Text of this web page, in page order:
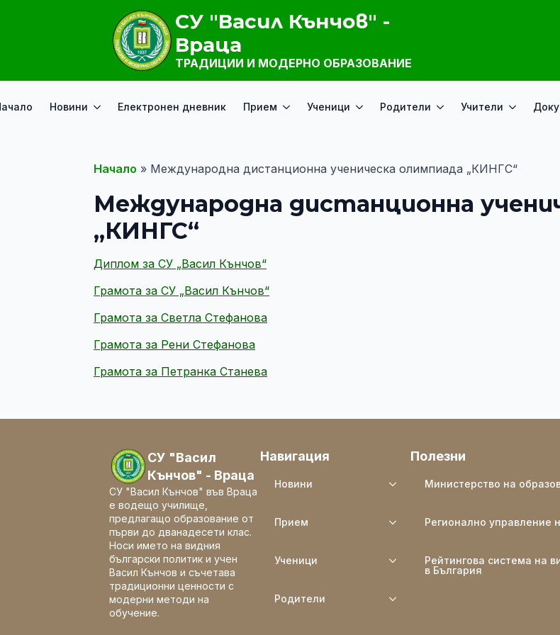
СУ "Васил Кънчов" -
Враца
ТРАДИЦИИ И МОДЕРНО ОБРАЗОВАНИЕ
Новини Електронен дневник Прием Ученици Родители Учители
Начало » Международна дистанционна ученическа олимпиада „КИНГС“
Международна дистанционна
„КИНГС“
Диплом за СУ „Васил Кънчов“
Грамота за СУ „Васил Кънчов“
Грамота за Светла Стефанова
Грамота за Рени Стефанова
Грамота за Петранка Станева
СУ "Васил
Кънчов" - Враца
СУ "Васил Кънчов" във Враца
е водещо училище,
предлагащо образование от
първи до дванадесети клас.
Носи името на видния
български политик и учен
Васил Кънчов и съчетава
традиционни ценности с
модерни методи на
обучение.
Навигация
Новини
Прием
Ученици
Родители
Полезни
Министерство на
Регионално управление
Рейтингова система на
в България